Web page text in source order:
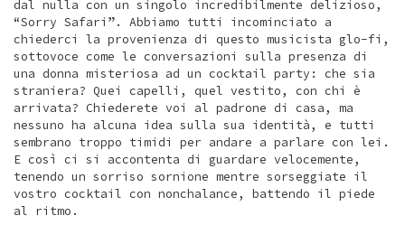
dal nulla con un singolo incredibilmente delizioso,
“Sorry Safari”. Abbiamo tutti incominciato a
chiederci la provenienza di questo musicista glo-fi,
sottovoce come le conversazioni sulla presenza di
una donna misteriosa ad un cocktail party: che sia
straniera? Quei capelli, quel vestito, con chi è
arrivata? Chiederete voi al padrone di casa, ma
nessuno ha alcuna idea sulla sua identità, e tutti
sembrano troppo timidi per andare a parlare con lei.
E così ci si accontenta di guardare velocemente,
tenendo un sorriso sornione mentre sorseggiate il
vostro cocktail con nonchalance, battendo il piede
al ritmo.